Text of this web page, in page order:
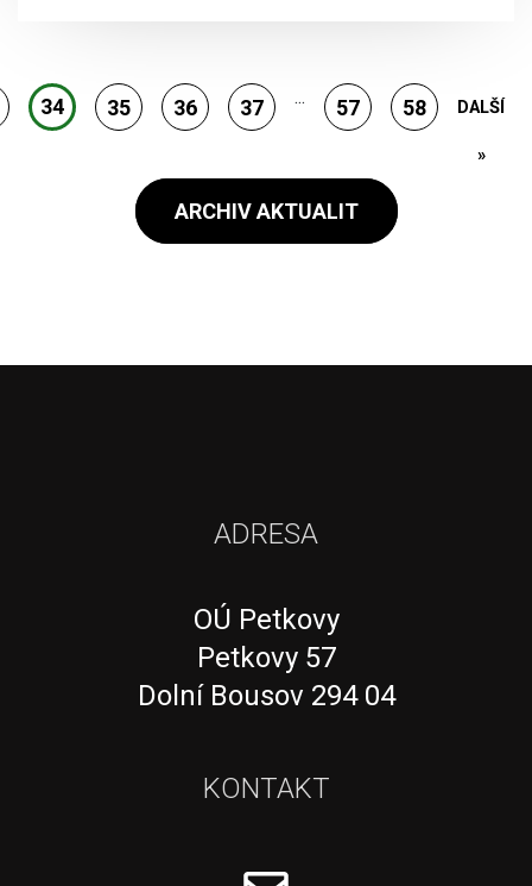
34 35 36 37 ... 57 58 DALŠÍ
»
ARCHIV AKTUALIT
ADRESA
OÚ Petkovy
Petkovy 57
Dolní Bousov 294 04
KONTAKT